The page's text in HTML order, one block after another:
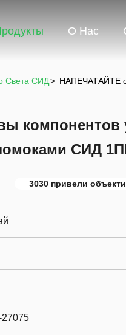
О Нас
Света СИД> НАПЕЧАТАЙТЕ
компонентов
СИД
3030 привели